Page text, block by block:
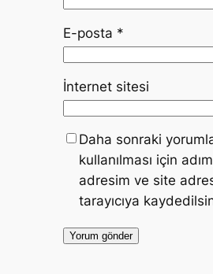
E-posta *
İnternet sitesi
Daha sonraki
kullanılması için
adresim ve site
tarayıcıya